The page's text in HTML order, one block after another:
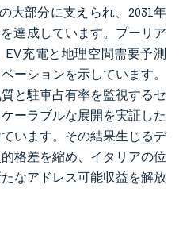
大部分に支えられ、2031年
達成しています。プーリア
充電と地理空間需要予測
ーションを示しています。
と駐車占有率を監視するセ
ーラブルな展開を実証した
います。その結果生じるデ
格差を縮め、イタリアの位
なアドレス可能収益を解放